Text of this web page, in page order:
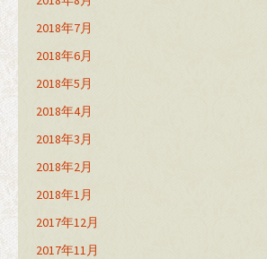
2018年7月
2018年6月
2018年5月
2018年4月
2018年3月
2018年2月
2018年1月
2017年12月
2017年11月